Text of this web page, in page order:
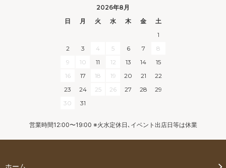
2026年8月
日
月 火 水 木 金
土
1
2
3 4 5 6 7
8
9
10 11 12 13 14
15
16
17 18 19 20 21
22
23
24 25 26 27 28
29
30
31
営業時間12:00〜19:00 ※火水定休日､イベント出店日等は休業
ホーム